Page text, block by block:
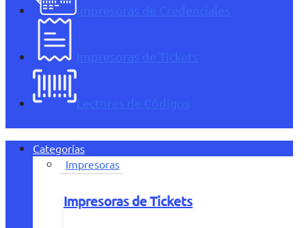
Impresoras de Credenciales
Impresoras de Tickets
Lectores de Códigos
Categorías
Impresoras
Impresoras de Tickets